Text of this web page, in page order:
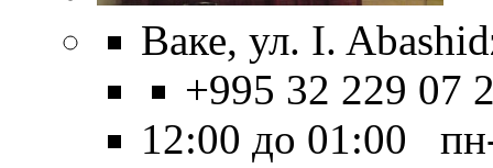
Ваке, ул. I.
+995 32 229 07
12:00 до 01:00